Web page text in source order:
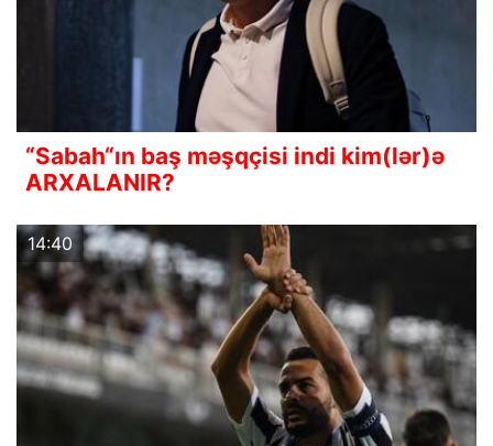
“Sabah“ın baş məşqçisi indi kim(lər)ə
ARXALANIR?
14:40